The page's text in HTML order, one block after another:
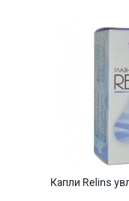
Капли Relins